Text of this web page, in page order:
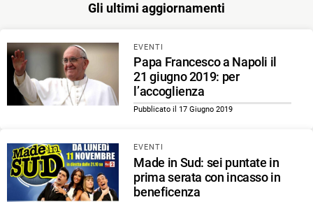
Gli ultimi aggiornamenti
EVENTI
Papa Francesco a Napoli il
21 giugno 2019: per
l’accoglienza
Pubblicato il 17 Giugno 2019
EVENTI
Made in Sud: sei puntate in
prima serata con incasso in
beneficenza